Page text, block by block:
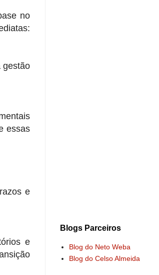
no
gestão
essas
e
e
Blogs Parceiros
Blog do Neto Weba
Blog do Celso Almeida